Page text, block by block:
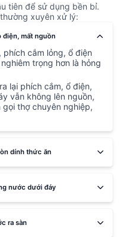
tiên để sử dụng bền bỉ.
xuyên xử lý:
điện, mất nguồn
cắm lỏng, ổ điện
trọng hơn là hỏng
lại phích cắm, ổ điện,
vẫn không lên nguồn,
thợ chuyên nghiệp,
dính thức ăn
nước dưới đáy
ra sàn